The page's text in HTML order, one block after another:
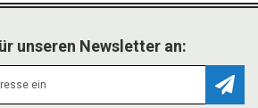
unseren Newsletter an: